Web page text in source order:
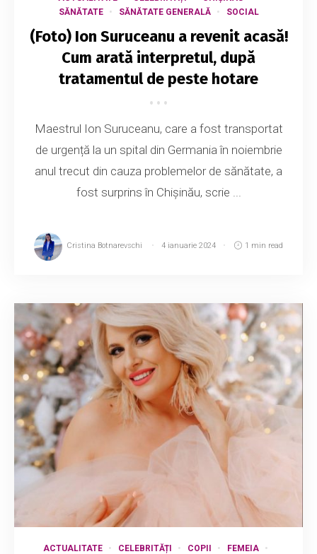
SĂNĂTATE
SĂNĂTATE GENERALĂ SOCIAL
(Foto) Ion Suruceanu a revenit acasă!
Cum arată interpretul, după
tratamentul de peste hotare
Maestrul Ion Suruceanu, care a fost transportat
de urgență la un spital din Germania în noiembrie
anul trecut din cauza problemelor de sănătate, a
fost surprins în Chișinău, scrie ...
Cristina Botnarevschi 4 ianuarie 2024 1 min read
ACTUALITATE CELEBRITĂȚI COPII
FEMEIA